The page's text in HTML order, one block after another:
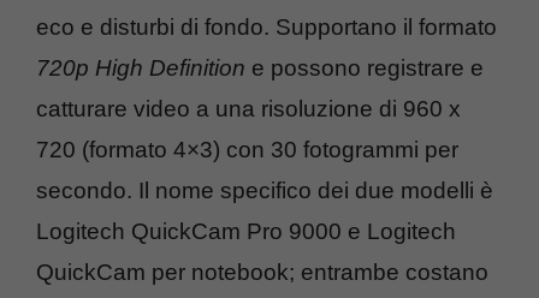
eco e disturbi di fondo. Supportano il formato
720p High Definition e possono registrare e
catturare video a una risoluzione di 960 x
720 (formato 4×3) con 30 fotogrammi per
secondo. Il nome specifico dei due modelli è
Logitech QuickCam Pro 9000 e Logitech
QuickCam per notebook; entrambe costano